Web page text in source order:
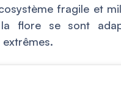
fragile et
flore se sont